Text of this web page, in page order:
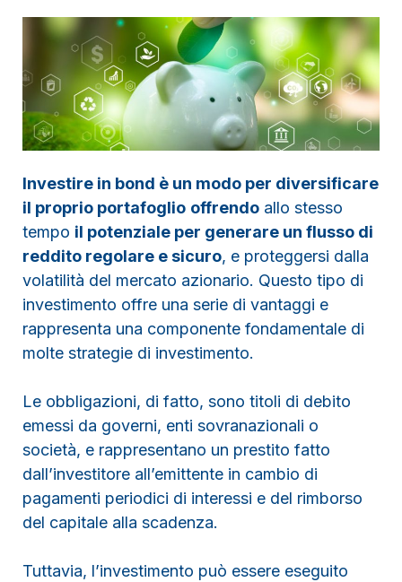
Investire in bond è un modo per diversificare
il proprio portafoglio offrendo allo stesso
tempo il potenziale per generare un flusso di
reddito regolare e sicuro, e proteggersi dalla
volatilità del mercato azionario. Questo tipo di
investimento offre una serie di vantaggi e
rappresenta una componente fondamentale di
molte strategie di investimento.
Le obbligazioni, di fatto, sono titoli di debito
emessi da governi, enti sovranazionali o
società, e rappresentano un prestito fatto
dall’investitore all’emittente in cambio di
pagamenti periodici di interessi e del rimborso
del capitale alla scadenza.
Tuttavia, l’investimento può essere eseguito